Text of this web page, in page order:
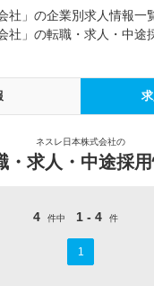
社」の企業別求人情報一
社」の転職・求人・中途
ネスレ日本株式会社の
・求人・中途採
4 件中 1 - 4 件
1